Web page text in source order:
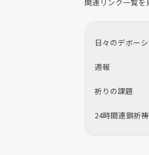
日々のデボー
週報
祈りの課題
24時間連鎖祈